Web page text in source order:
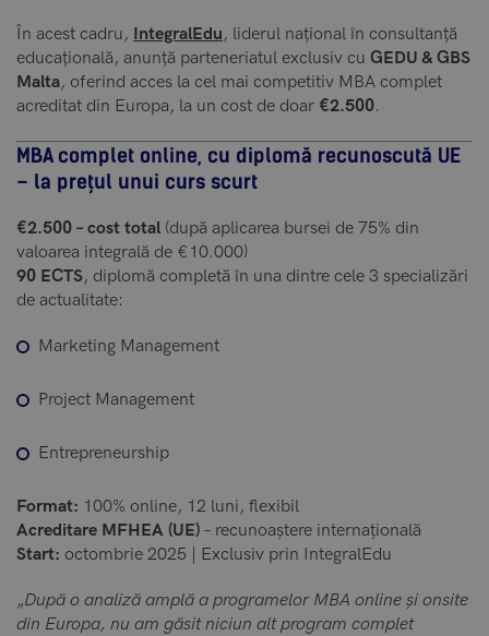
În acest cadru, IntegralEdu, liderul național în consultanță
educațională, anunță parteneriatul exclusiv cu GEDU & GBS
Malta, oferind acces la cel mai competitiv MBA complet
acreditat din Europa, la un cost de doar €2.500.
MBA complet online, cu diplomă recunoscută UE
– la prețul unui curs scurt
€2.500 – cost total (după aplicarea bursei de 75% din
valoarea integrală de €10.000)
90 ECTS, diplomă completă în una dintre cele 3 specializări
de actualitate:
Marketing Management
Project Management
Entrepreneurship
Format: 100% online, 12 luni, flexibil
Acreditare MFHEA (UE) – recunoaștere internațională
Start: octombrie 2025 | Exclusiv prin IntegralEdu
„După o analiză amplă a programelor MBA online și onsite
din Europa, nu am găsit niciun alt program complet